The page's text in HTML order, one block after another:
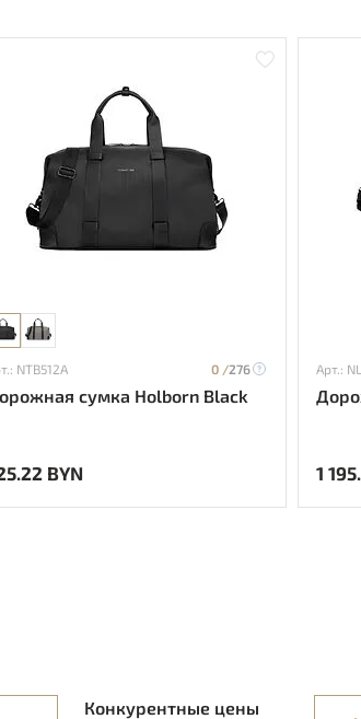
NTB512A 0 /276
сумка Holborn Black
BYN
Арт.:
1
Конкурентные цены